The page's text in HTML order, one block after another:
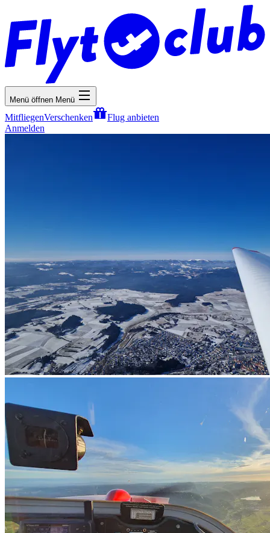
Menü öffnen Menü
MitfliegenVerschenken
Flug anbieten
Anmelden